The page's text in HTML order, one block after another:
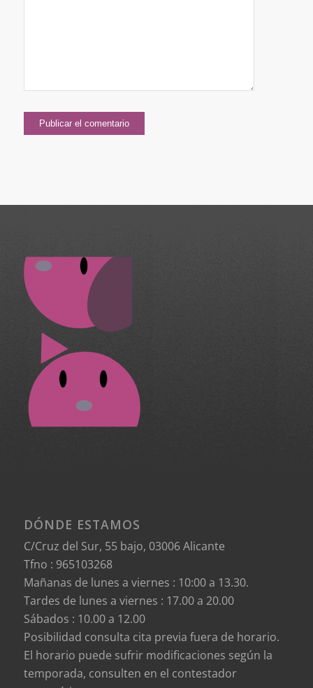
DÓNDE ESTAMOS
C/Cruz del Sur, 55 bajo, 03006 Alicante
Tfno : 965103268
Mañanas de lunes a viernes : 10:00 a 13.30.
Tardes de lunes a viernes : 17.00 a 20.00
Sábados : 10.00 a 12.00
Posibilidad consulta cita previa fuera de horario.
El horario puede sufrir modificaciones según la
temporada, consulten en el contestador